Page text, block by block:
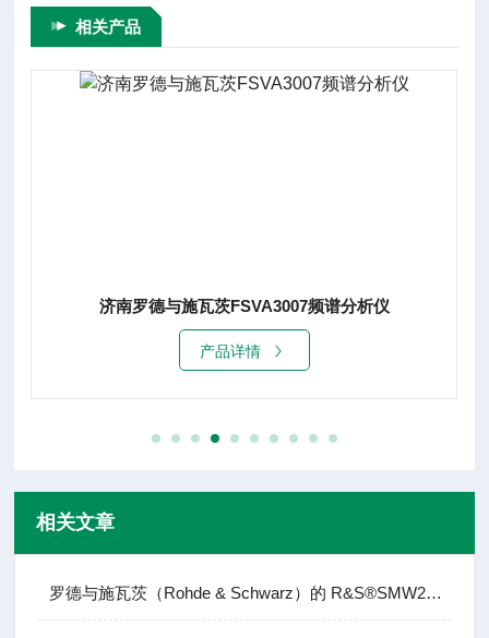
相关产品
济南罗德与施瓦茨FSVA3007频谱分析仪
产品详情
相关文章
罗德与施瓦茨（Rohde & Schwarz）的 R&S®SMW200A